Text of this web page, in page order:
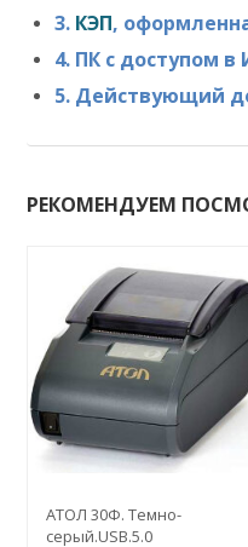
3.КЭП,
4. ПК с доступом
5. Действующий
РЕКОМЕНДУЕМ
АТОЛ 30Ф. Темно-
серый.USB.5.0